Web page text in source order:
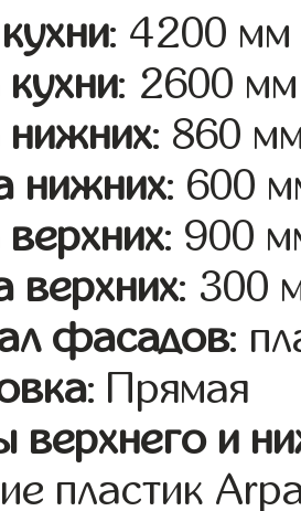
: 4200 мм
: 2600 мм
нижних: 860
нижних: 600
: 900
верхних: 300
фасадов:
: Прямая
верхнего и
пластик